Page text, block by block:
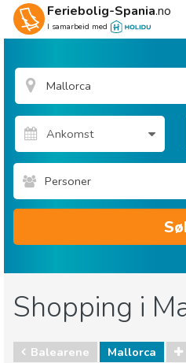
Feriebolig-Spania.no
I samarbeid med
Personer
Shopping i
Balearene
Mallorca